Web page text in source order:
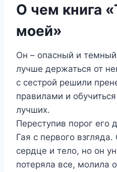
О чем книга
моей»
Он – опасный и
лучше держаться от
с сестрой решили
правилами и
лучших.
Переступив порог его
Гая с первого
сердце и тело, но он
потеряла все, молила